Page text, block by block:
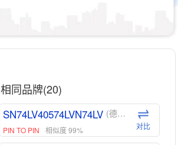
相同品牌(20)
SN74LV40574LVN74LV (德州仪器-TI)
PIN TO PIN 相似度 99% 对比